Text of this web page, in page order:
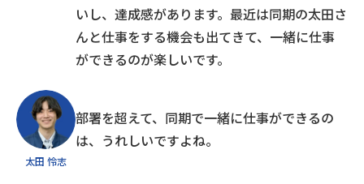
いし、達成感があります。最近は同期の太田さ
んと仕事をする機会も出てきて、一緒に仕事
ができるのが楽しいです。
太田 怜志
部署を超えて、同期で一緒に仕事ができるの
は、うれしいですよね。